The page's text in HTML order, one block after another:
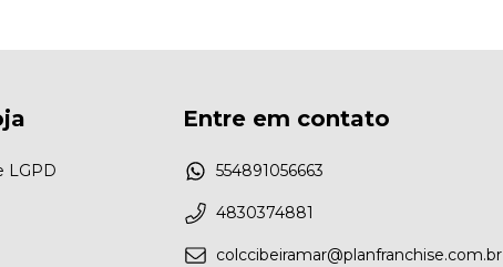
LGPD
Entre em contato
554891056663
4830374881
colccibeiramar@planfranchise.com.br